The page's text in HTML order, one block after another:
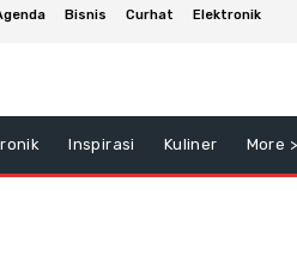
Bisnis Curhat
Elektronik
Inspirasi Kuliner More